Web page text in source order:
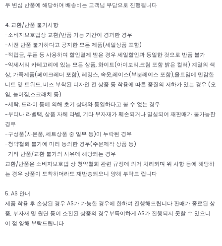
우 변심 반품에 해당하여 배송비는 고객님 부담으로 진행됩니다
4. 교환/반품 불가사항
-소비자보호법상 교환/반품 가능 기간이 경과한 경우
-사전 반품 불가하다고 공지한 모든 제품(세일상품 포함)
-적립금, 쿠폰 등 사용하여 할인결제 받은 경우 세일할인과 동일한 것으로 반품 불가
-악세서리 카테고리에 있는 모든 상품, 화이트(아이보리,크림 포함 밝은 컬러) 계열의 색
상, 가죽제품(페이크레더 포함), 레깅스, 속옷,레이스(부분레이스 포함),올트임에 민감한
니트 및 트위드, 비즈 부착된 디자인 전 상품 등 착용에 따른 품질의 저하가 있는 경우 (오
염, 늘어짐,스크래치 등)
-세탁, 드라이 등에 의해 초기 상태와 동일하다고 볼 수 없는 경우
-부티나 라벨택, 상품 자체 라벨, 기타 부자재가 훼손되거나 멸실되어 재판매가 불가능한
경우
-구성품(사은품, 세트상품 중 일부 등)이 누락된 경우
-청약철회 불가에 미리 동의한 경우(주문제작 상품 등)
-기타 반품/교환 불가의 사유에 해당되는 경우
교환/반품은 소비자보호법 상 청약철회 관련 규정에 의거 처리되며 위 사항 등에 해당하
는 경우 상품이 도착하더라도 재반송되오니 양해 부탁드 립니다
5. AS 안내
제품 착용 후 손상된 경우 AS가 가능한 경우에 한하여 진행해드립니다 판매가 종료된 상
품, 부자재 및 원단 등이 소진된 상품의 경우부득이하게 AS가 진행되지 못할 수 있으니
이 점 양해 부탁드립니다